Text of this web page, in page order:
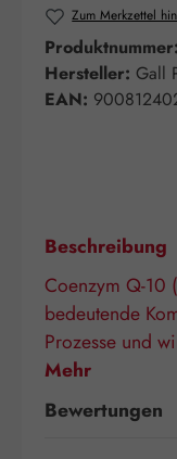
Zum Merkzettel
Produktnummer:
Hersteller: Gall
EAN:
Beschreibung
Coenzym Q-10
bedeutende
Prozesse und
Mehr
Bewertungen